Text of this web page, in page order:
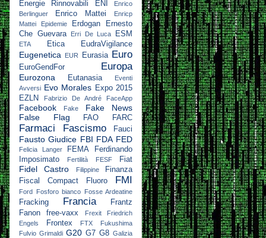
Energie Rinnovabili ENI
Enrico
Berlinguer
Enrico Mattei
Enricp
Mattei
Epidemie Erdogan
Ernesto
Che Guevara
Erri De Luca ESM
ETA Etica EudraVigilance
Eugenetica EUR Eurasia Euro
EuroGendFor Europa
Eurozona Eutanasia
Eventi
Avversi Evo Morales Expo 2015
EZLN
Fabrizio De André FaceApp
Facebook Fake
Fake News
False Flag
FAO FARC
Farmaci Fascismo Fauci
Fausto Giudice FBI FDA FED
Felicia Langer FEMA
Ferdinando
Imposimato
Fertilità FESF Fiat
Fidel Castro Filippine
Finanza
Fiscal Compact
Fluoro FMI
Ford Fosforo bianco Fosse Ardeatine
Fracking Francia
Frantz
Fanon
free-vaxx Frexit
Friedrich
Engels
Frontex FTX
Fukushima
Fulvio Grimaldi G20 G7 G8 Galizia